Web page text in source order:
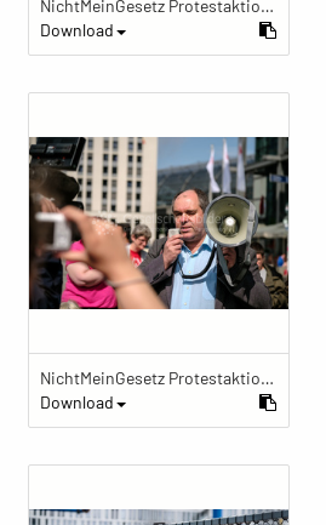
NichtMeinGesetz Protestaktion im Käfig
Download
NichtMeinGesetz Protestaktion im Käfig
Download